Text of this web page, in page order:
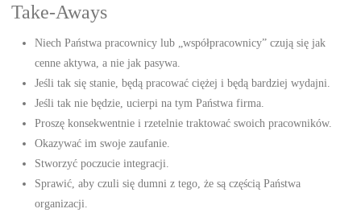
Take-Aways
Niech Państwa pracownicy lub „współpracownicy” czują się jak
cenne aktywa, a nie jak pasywa.
Jeśli tak się stanie, będą pracować ciężej i będą bardziej wydajni.
Jeśli tak nie będzie, ucierpi na tym Państwa firma.
Proszę konsekwentnie i rzetelnie traktować swoich pracowników.
Okazywać im swoje zaufanie.
Stworzyć poczucie integracji.
Sprawić, aby czuli się dumni z tego, że są częścią Państwa
organizacji.